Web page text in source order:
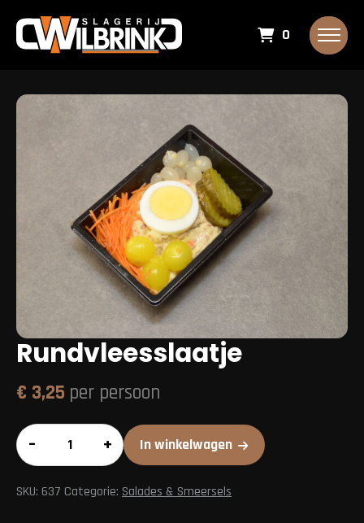
0
Rundvleesslaatje
€ 3,25 per persoon
Rundvleesslaatje
aantal
– + In winkelwagen
SKU: 637 Categorie: Salades & Smeersels